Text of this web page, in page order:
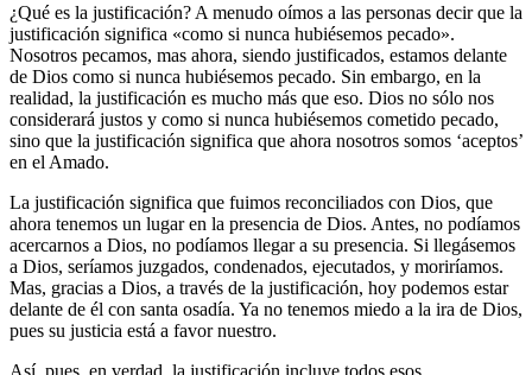
¿Qué es la justificación? A menudo oímos a las personas decir que la
justificación significa «como si nunca hubiésemos pecado».
Nosotros pecamos, mas ahora, siendo justificados, estamos delante
de Dios como si nunca hubiésemos pecado. Sin embargo, en la
realidad, la justificación es mucho más que eso. Dios no sólo nos
considerará justos y como si nunca hubiésemos cometido pecado,
sino que la justificación significa que ahora nosotros somos ‘aceptos’
en el Amado.
La justificación significa que fuimos reconciliados con Dios, que
ahora tenemos un lugar en la presencia de Dios. Antes, no podíamos
acercarnos a Dios, no podíamos llegar a su presencia. Si llegásemos
a Dios, seríamos juzgados, condenados, ejecutados, y moriríamos.
Mas, gracias a Dios, a través de la justificación, hoy podemos estar
delante de él con santa osadía. Ya no tenemos miedo a la ira de Dios,
pues su justicia está a favor nuestro.
Así, pues, en verdad, la justificación incluye todos esos